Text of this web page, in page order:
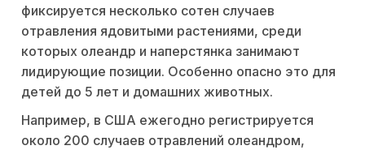
фиксируется несколько сотен случаев
отравления ядовитыми растениями, среди
которых олеандр и наперстянка занимают
лидирующие позиции. Особенно опасно это для
детей до 5 лет и домашних животных.
Например, в США ежегодно регистрируется
около 200 случаев отравлений олеандром,